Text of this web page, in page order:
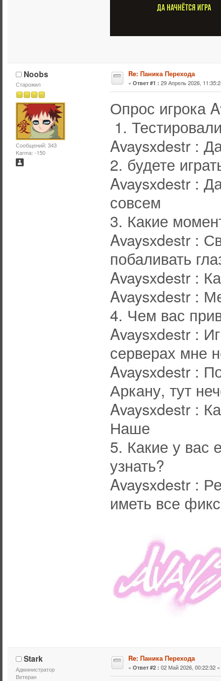
Noobs
Старожил
Сообщений: 343
Karma: -150
Re: Паника Перехода
« Ответ #1 : 29 Апрель 2026,
Опрос игрока
1.
Avaysxdestr :
2. будете
Avaysxdestr :
совсем
3. Какие
Avaysxdestr :
побаливать
Avaysxdestr :
Avaysxdestr :
4. Чем вас
Avaysxdestr :
серверах мне
Avaysxdestr :
Аркану, тут
Avaysxdestr :
Наше
5. Какие у вас
узнать?
Avaysxdestr :
иметь все
Stark
Администратор
Ветеран
Re: Паника Перехода
« Ответ #2 : 02 Май 2026, 00:22:32 »